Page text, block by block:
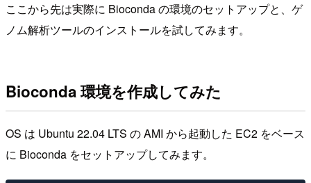
ここから先は実際に Bioconda の環境のセットアップと、ゲ
ノム解析ツールのインストールを試してみます。
Bioconda 環境を作成してみた
OS は Ubuntu 22.04 LTS の AMI から起動した EC2 をベース
に Bioconda をセットアップしてみます。